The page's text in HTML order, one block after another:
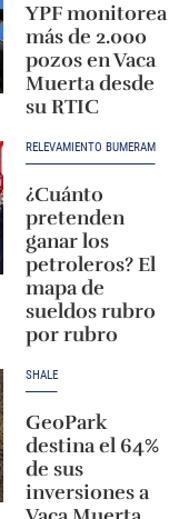
YPF monitorea
más de 2.000
pozos en Vaca
Muerta desde
su RTIC
RELEVAMIENTO BUMERAM
¿Cuánto
pretenden
ganar los
petroleros? El
mapa de
sueldos rubro
por rubro
SHALE
GeoPark
destina el 64%
de sus
inversiones a